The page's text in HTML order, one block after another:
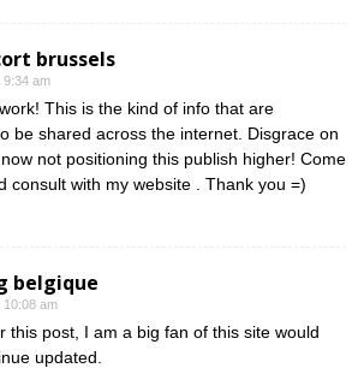
brussels
9:34 am
This is the kind of info that are
be shared across the internet. Disgrace on
not positioning this publish higher! Come
consult with my website . Thank you =)
belgique
10:08 am
this post, I am a big fan of this site would
updated.